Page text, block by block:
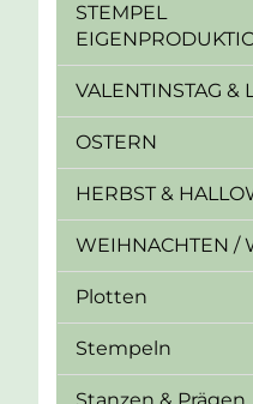
STEMPEL
VALENTINSTAG &
OSTERN
HERBST &
WEIHNACHTEN /
Plotten
Stempeln